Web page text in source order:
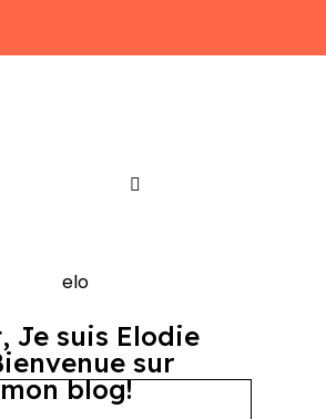
Je suis Elodie
sur
mon blog!